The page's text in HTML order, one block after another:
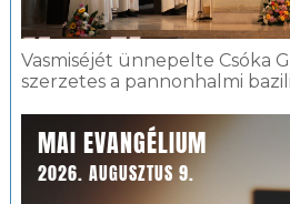
Vasmiséjét ünnepelte Csóka
szerzetes a pannonhalmi
MAI EVANGÉLIUM
2026. AUGUSZTUS 9.